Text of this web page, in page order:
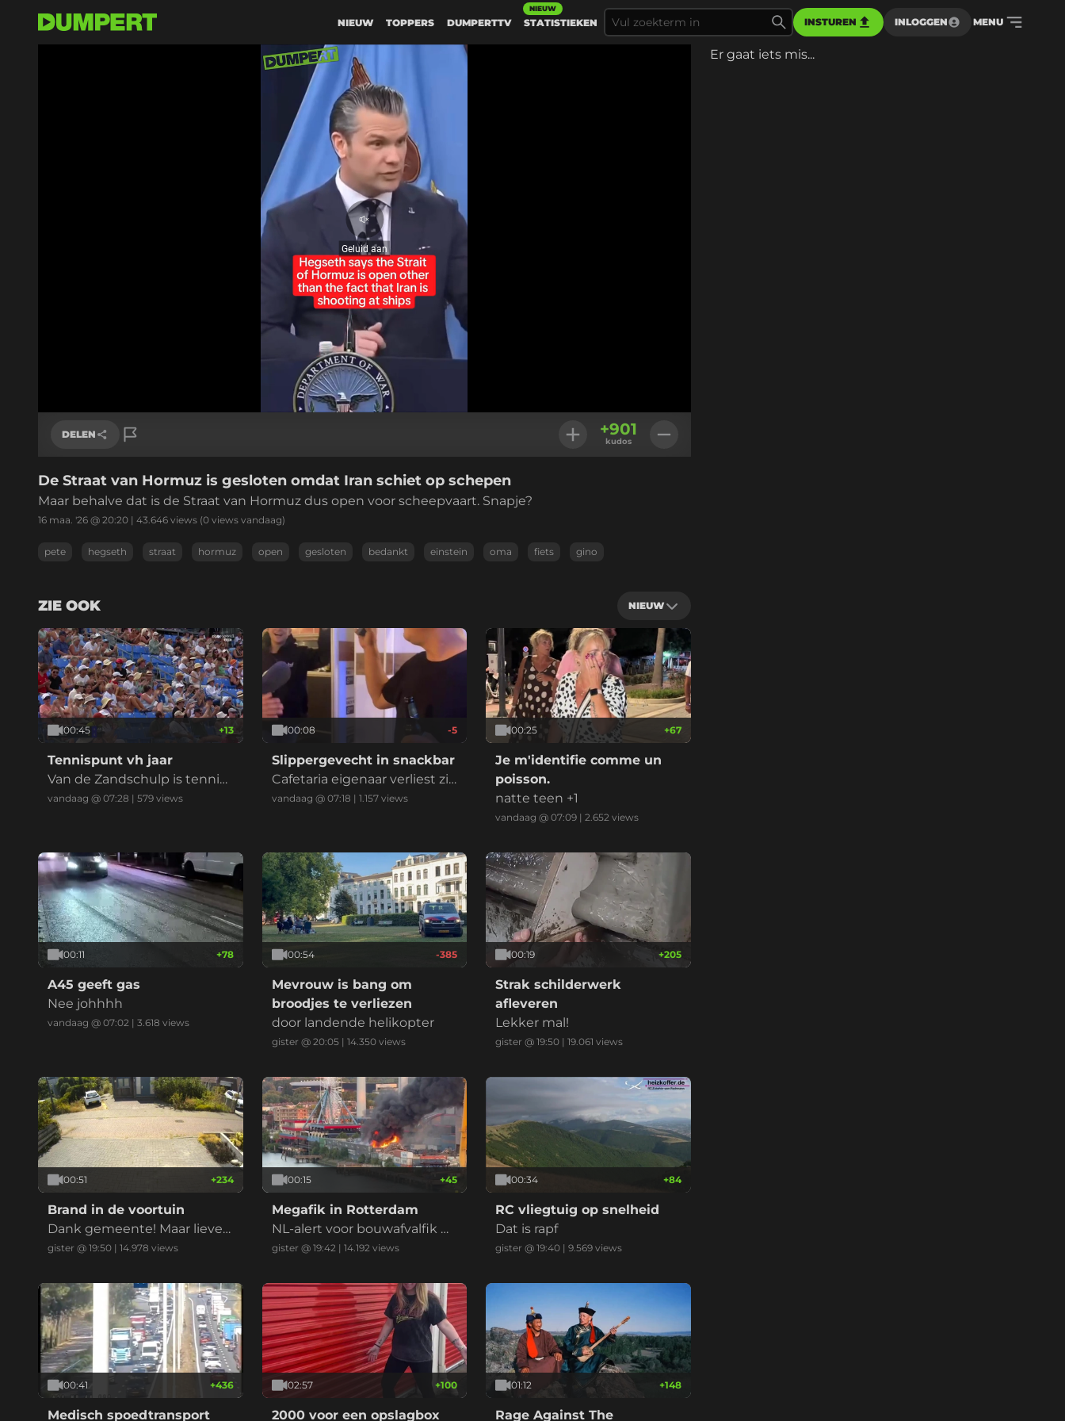
NIEUW TOPPERS DUMPERTTV STATISTIEKEN
NIEUW
INSTUREN INLOGGEN MENU
Er gaat iets mis...
Geluid
aan
Geluid aan
Geladen
100.00%
DELEN
Link kopiëren
+901
kudos
De Straat van Hormuz is gesloten omdat Iran schiet op schepen
Maar behalve dat is de Straat van Hormuz dus open voor scheepvaart. Snapje?
16 maa. '26 @ 20:20 | 43.646 views (0 views vandaag)
pete hegseth straat hormuz open gesloten bedankt einstein oma fiets gino
ZIE OOK NIEUW
00:45 +13
Tennispunt vh jaar
Van de Zandschulp is tennis
keepert
vandaag @ 07:28 | 579 views
00:08 -5
Slippergevecht in snackbar
Cafetaria eigenaar verliest zij
n bril
vandaag @ 07:18 | 1.157views
00:25 +67
Je m'identifie comme un
poisson.
natte teen +1
vandaag @ 07:09 |2.652 views
00:11 +78
A45 geeft gas
Nee johhhh
vandaag @ 07:02 | 3.618 views
00:54 -385
Mevrouw is bang om
broodjes te verliezen
door landende helikopter
gister @ 20:05| 14.350views
00:19 +205
Strak schilderwerk
afleveren
Lekker mal!
gister @ 19:50 |19.061 views
00:51 +234
Brand in de voortuin
Dank gemeente! Maar liever
niet nu met de droogte
gister @ 19:50 | 14.978 views
00:15 +45
Megafik in Rotterdam
NL-alert voor bouwafvalfik m
et zwarte reauk bij recycling
gister @ 19:42 | 14.192 views
00:34 +84
RC vliegtuig op snelheid
Dat is rapf
gister @ 19:40 |9.569 views
00:41 +436
Medisch spoedtransport
02:57 +100
2000 voor een opslagbox
01:12 +148
Rage Against The